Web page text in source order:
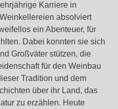
Karriere in
absolviert
ein Abenteuer, für
Dabei konnten sie sich
Großväter stützen, die
für den Weinbau
Tradition und dem
über ihr Land, das
zu erzählen. Heute